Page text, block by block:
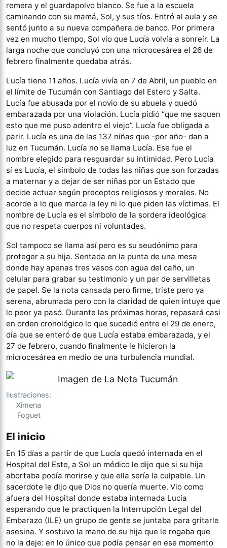
remera y el guardapolvo blanco. Se fue a la escuela
caminando con su mamá, Sol, y sus tíos. Entró al aula y se
sentó junto a su nueva compañera de banco. Por primera
vez en mucho tiempo, Sol vio que Lucía volvía a sonreír. La
larga noche que concluyó con una microcesárea el 26 de
febrero finalmente quedaba atrás.
Lucía tiene 11 años. Lucía vivía en 7 de Abril, un pueblo en
el límite de Tucumán con Santiago del Estero y Salta.
Lucía fue abusada por el novio de su abuela y quedó
embarazada por una violación. Lucía pidió “que me saquen
esto que me puso adentro el viejo”. Lucía fue obligada a
parir. Lucía es una de las 137 niñas que -por año- dan a
luz en Tucumán. Lucía no se llama Lucía. Ese fue el
nombre elegido para resguardar su intimidad. Pero Lucía
sí es Lucía, el símbolo de todas las niñas que son forzadas
a maternar y a dejar de ser niñas por un Estado que
decide actuar según preceptos religiosos y morales. No
acorde a lo que marca la ley ni lo que piden las víctimas. El
nombre de Lucía es el símbolo de la sordera ideológica
que no respeta cuerpos ni voluntades.
Sol tampoco se llama así pero es su seudónimo para
proteger a su hija. Sentada en la punta de una mesa
donde hay apenas tres vasos con agua del caño, un
celular para grabar su testimonio y un par de servilletas
de papel. Se la nota cansada pero firme, triste pero ya
serena, abrumada pero con la claridad de quien intuye que
lo peor ya pasó. Durante las próximas horas, repasará casi
en orden cronológico lo que sucedió entre el 29 de enero,
día que se enteró de que Lucía estaba embarazada, y el
27 de febrero, cuando finalmente le hicieron la
microcesárea en medio de una turbulencia mundial.
Ilustraciones:
Ximena
Foguet
El inicio
En 15 días a partir de que Lucía quedó internada en el
Hospital del Este, a Sol un médico le dijo que si su hija
abortaba podía morirse y que ella sería la culpable. Un
sacerdote le dijo que Dios no quería muerte. Vio como
afuera del Hospital donde estaba internada Lucía
esperando que le practiquen la Interrupción Legal del
Embarazo (ILE) un grupo de gente se juntaba para gritarle
asesina. Y sostuvo la mano de su hija que le rogaba que
no la deje: en lo único que podía pensar en ese momento